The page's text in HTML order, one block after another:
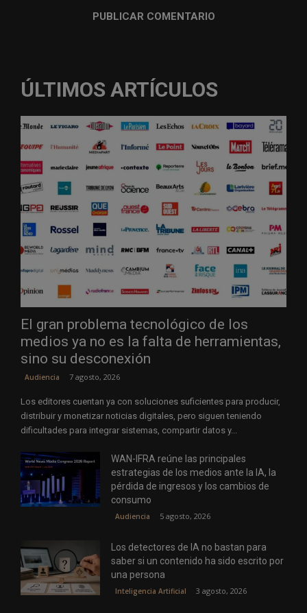
ÚLTIMOS ARTÍCULOS
El gran problema tecnológico de los
medios ya no es la falta de herramientas,
sino su desconexión
Audiencia 7 agosto, 2026
Los editores cuentan ya con soluciones suficientes para producir,
distribuir y monetizar noticias digitales, pero siguen teniendo
dificultades para integrar sistemas, compartir datos y...
WAN-IFRA reúne las principales
estrategias de los medios ante la IA, la
pérdida de ingresos y los cambios de
consumo
Audiencia 5 agosto, 2026
Los detectores de IA no bastan para
saber si un contenido ha sido escrito por
una persona
Inteligencia Artificial 3 agosto, 2026